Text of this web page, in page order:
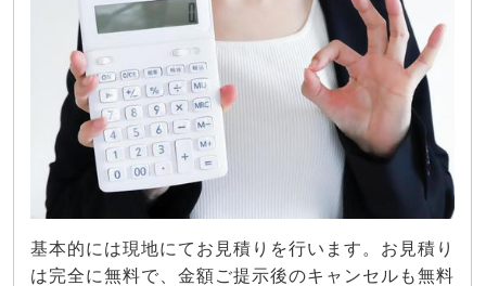
基本的には現地にてお見積りを行います。お見積り
は完全に無料で、金額ご提示後のキャンセルも無料